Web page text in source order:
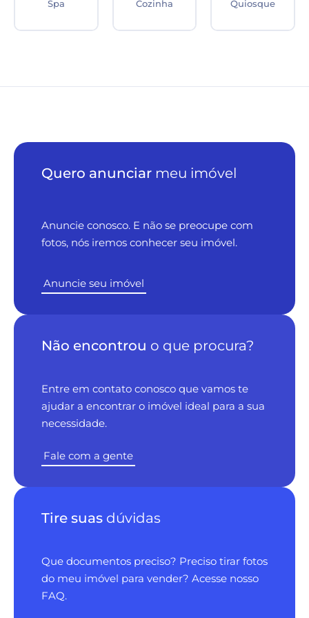
Churrasqueira Playground Salão de festas
Quero anunciar meu imóvel
Anuncie conosco. E não se preocupe com
fotos, nós iremos conhecer seu imóvel.
Anuncie seu imóvel
Não encontrou o que procura?
Entre em contato conosco que vamos te
ajudar a encontrar o imóvel ideal para a sua
necessidade.
Fale com a gente
Tire suas dúvidas
Que documentos preciso? Preciso tirar fotos
do meu imóvel para vender? Acesse nosso
FAQ.